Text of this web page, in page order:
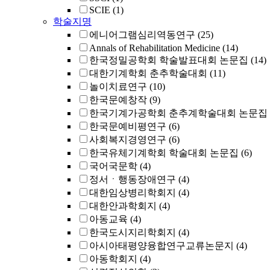
SCIE (1)
학술지명
에니어그램심리역동연구 (25)
Annals of Rehabilitation Medicine (14)
한국정밀공학회 학술발표대회 논문집 (14)
대한기계학회 춘추학술대회 (11)
놀이치료연구 (10)
한국문예창작 (9)
한국기계가공학회 춘추계학술대회 논문집
한국문예비평연구 (6)
사회복지경영연구 (6)
한국유체기계학회 학술대회 논문집 (6)
국어국문학 (4)
정서ㆍ행동장애연구 (4)
대한임상병리학회지 (4)
대한안과학회지 (4)
아동교육 (4)
한국도시지리학회지 (4)
아시아태평양융합연구교류논문지 (4)
아동학회지 (4)